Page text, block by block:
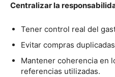
Centralizar la
Tener control real del
Evitar compras duplicadas
Mantener coherencia en
referencias utilizadas.